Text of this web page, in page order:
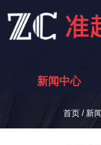
新闻中心
首页 /新